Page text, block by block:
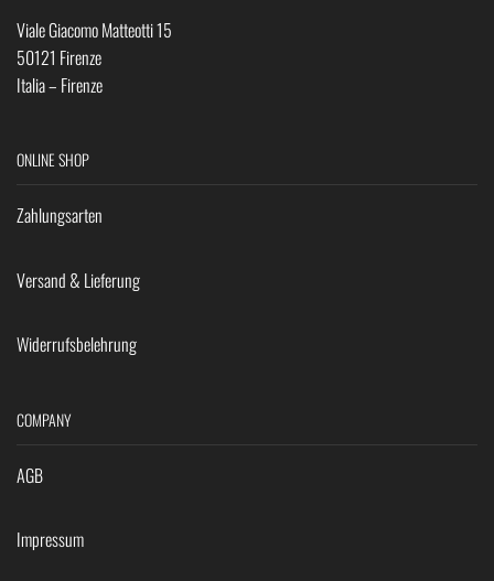
Viale Giacomo Matteotti 15
50121 Firenze
Italia – Firenze
ONLINE SHOP
Zahlungsarten
Versand & Lieferung
Widerrufsbelehrung
COMPANY
AGB
Impressum